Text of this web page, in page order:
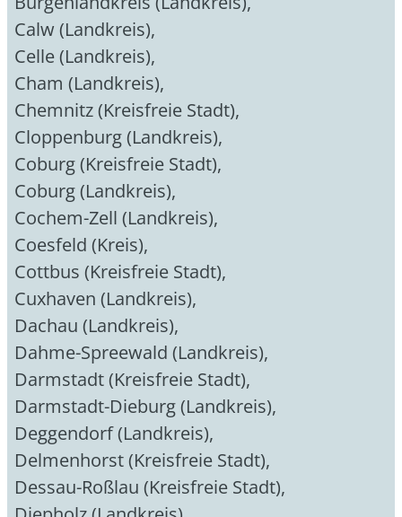
Calw (Landkreis),
Celle (Landkreis),
Cham (Landkreis),
Chemnitz (Kreisfreie Stadt),
Cloppenburg (Landkreis),
Coburg (Kreisfreie Stadt),
Coburg (Landkreis),
Cochem-Zell (Landkreis),
Coesfeld (Kreis),
Cottbus (Kreisfreie Stadt),
Cuxhaven (Landkreis),
Dachau (Landkreis),
Dahme-Spreewald (Landkreis),
Darmstadt (Kreisfreie Stadt),
Darmstadt-Dieburg (Landkreis),
Deggendorf (Landkreis),
Delmenhorst (Kreisfreie Stadt),
Dessau-Roßlau (Kreisfreie Stadt),